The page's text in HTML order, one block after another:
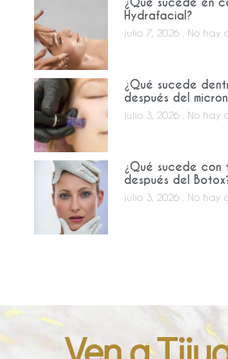
Hydrafacial?
julio 7, 2026 No hay
¿Qué sucede
después del
julio 3, 2026 No hay
¿Qué sucede con
después del
julio 3, 2026 No hay